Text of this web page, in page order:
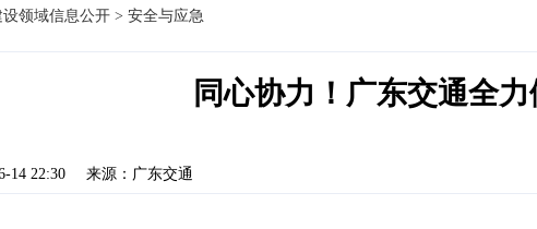
设领域信息公开 > 安全与应急
同心协力！广东交通全力
14 22:30 来源：广东交通